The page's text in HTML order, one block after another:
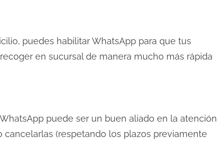
puedes habilitar WhatsApp para que tus
en sucursal de manera mucho más rápida
puede ser un buen aliado en la atención
(respetando los plazos previamente